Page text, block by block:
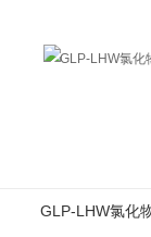
GLP-LHW氯化